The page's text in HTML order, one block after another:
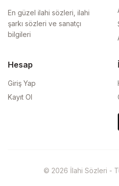
En güzel ilahi sözleri, ilahi
şarkı sözleri ve sanatçı
bilgileri
Hesap
Giriş Yap
Kayıt Ol
© 2026 İlahi Sözleri -